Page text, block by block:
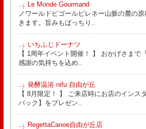
Le Monde Gourmand
ノワールドビゴールピレネー山脈の麓の
きます。旨みもばっちり..
いちふじドーナツ
【 1周年イベント開催！ 】 おかげさま
感謝の気持ちを込め..
発酵温浴 nifu 自由が丘
【 8月限定！ 】 ご来店時にお店のイン
パック】をプレゼン..
RegettaCanoe自由が丘店